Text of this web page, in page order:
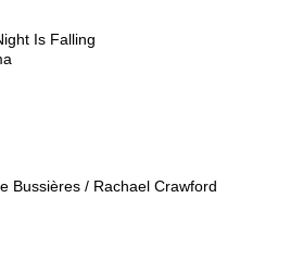
Is Falling
Bussières / Rachael Crawford